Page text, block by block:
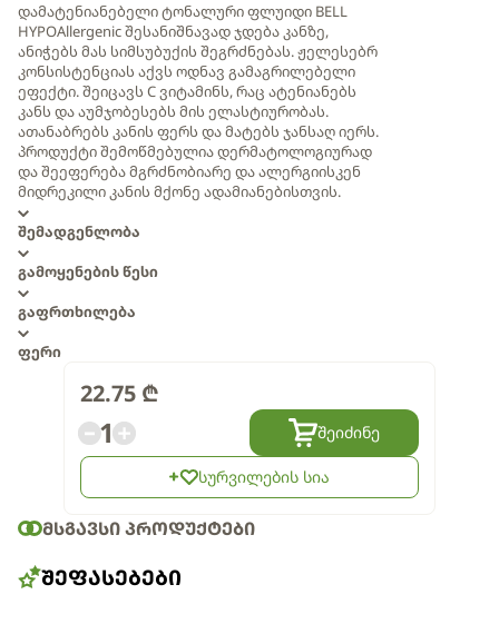
დამატენიანებელი ტონალური ფლუიდი BELL
HYPOAllergenic შესანიშნავად ჯდება კანზე,
ანიჭებს მას სიმსუბუქის შეგრძნებას. ჟელესებრ
კონსისტენციას აქვს ოდნავ გამაგრილებელი
ეფექტი. შეიცავს C ვიტამინს, რაც ატენიანებს
კანს და აუმჯობესებს მის ელასტიურობას.
ათანაბრებს კანის ფერს და მატებს ჯანსაღ იერს.
პროდუქტი შემოწმებულია დერმატოლოგიურად
და შეეფერება მგრძნობიარე და ალერგიისკენ
მიდრეკილი კანის მქონე ადამიანებისთვის.
შემადგენლობა
გამოყენების წესი
გაფრთხილება
ფერი
22.75 ₾
1 შეიძინე
სურვილების სია
ᲛᲡᲒᲐᲕᲡᲘ ᲞᲠᲝᲓᲣᲥᲢᲔᲑᲘ
ᲨᲔᲤᲐᲡᲔᲑᲔᲑᲘ